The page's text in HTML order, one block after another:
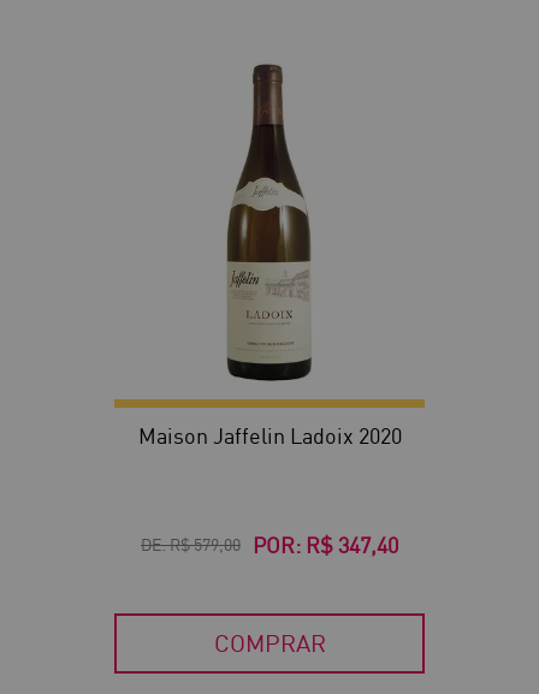
Maison Jaffelin Ladoix 2020
DE:R$ 579,00 POR: R$ 347,40
COMPRAR